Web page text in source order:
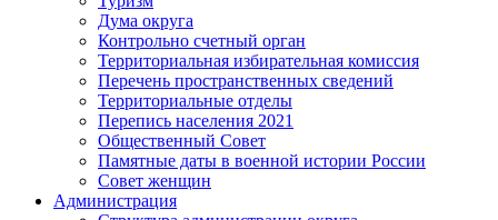
Дума округа
Контрольно счетный орган
Территориальная избирательная комиссия
Перечень пространственных сведений
Территориальные отделы
Перепись населения 2021
Общественный Совет
Памятные даты в военной истории России
Совет женщин
Администрация